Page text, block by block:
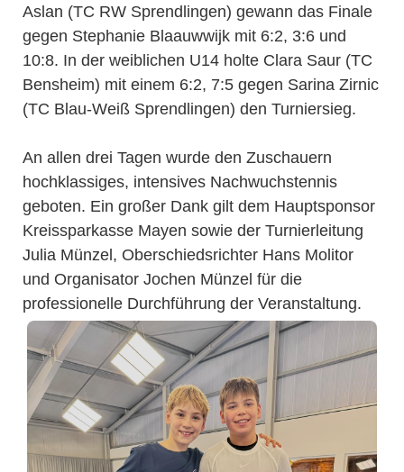
Aslan (TC RW Sprendlingen) gewann das Finale
gegen Stephanie Blaauwwijk mit 6:2, 3:6 und
10:8. In der weiblichen U14 holte Clara Saur (TC
Bensheim) mit einem 6:2, 7:5 gegen Sarina Zirnic
(TC Blau-Weiß Sprendlingen) den Turniersieg.
An allen drei Tagen wurde den Zuschauern
hochklassiges, intensives Nachwuchstennis
geboten. Ein großer Dank gilt dem Hauptsponsor
Kreissparkasse Mayen sowie der Turnierleitung
Julia Münzel, Oberschiedsrichter Hans Molitor
und Organisator Jochen Münzel für die
professionelle Durchführung der Veranstaltung.